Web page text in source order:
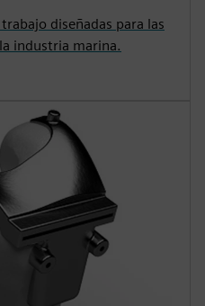
diseñadas para las
industria marina.